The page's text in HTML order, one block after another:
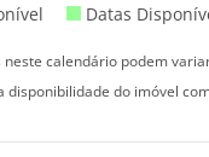
Datas
calendário podem
disponibilidade do imóvel